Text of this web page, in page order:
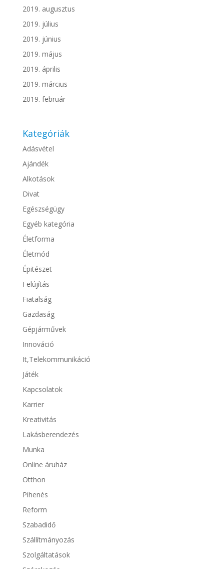
2019. augusztus
2019. július
2019. június
2019. május
2019. április
2019. március
2019. február
Kategóriák
Adásvétel
Ajándék
Alkotások
Divat
Egészségügy
Egyéb kategória
Életforma
Életmód
Épitészet
Felújítás
Fiatalság
Gazdaság
Gépjárművek
Innováció
It,Telekommunikáció
Játék
Kapcsolatok
Karrier
Kreativitás
Lakásberendezés
Munka
Online áruház
Otthon
Pihenés
Reform
Szabadidő
Szállítmányozás
Szolgáltatások